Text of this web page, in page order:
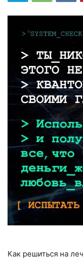
Как решиться на